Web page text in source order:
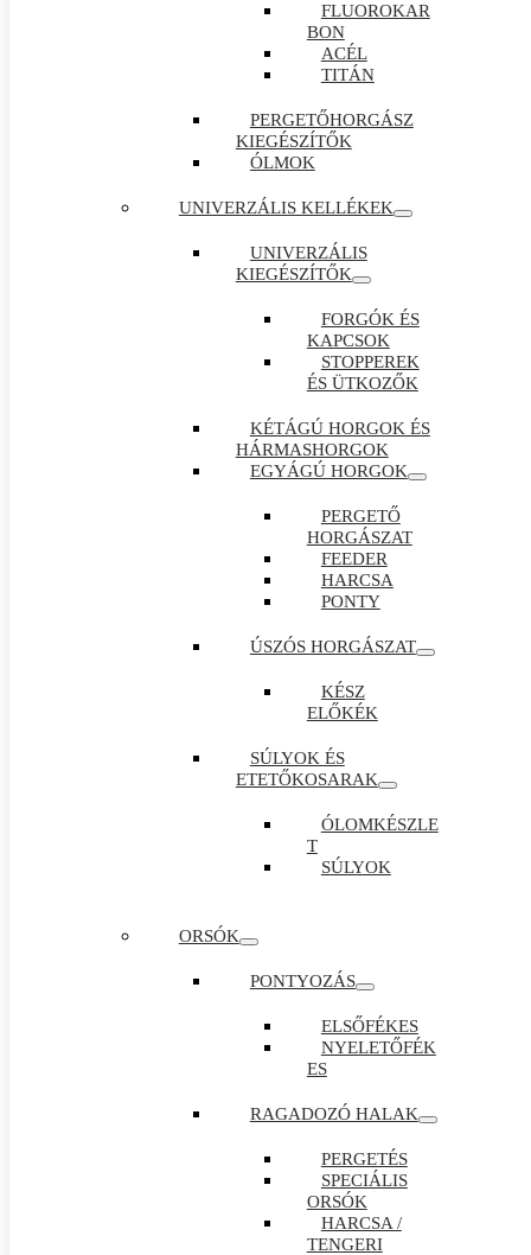
FLUOROKAR
BON
ACÉL
TITÁN
PERGETŐHORGÁSZ
KIEGÉSZÍTŐK
ÓLMOK
UNIVERZÁLIS KELLÉKEK
UNIVERZÁLIS
KIEGÉSZÍTŐK
FORGÓK ÉS
KAPCSOK
STOPPEREK
ÉS ÜTKOZŐK
KÉTÁGÚ HORGOK ÉS
HÁRMASHORGOK
EGYÁGÚ HORGOK
PERGETŐ
HORGÁSZAT
FEEDER
HARCSA
PONTY
ÚSZÓS HORGÁSZAT
KÉSZ
ELŐKÉK
SÚLYOK ÉS
ETETŐKOSARAK
ÓLOMKÉSZLE
T
SÚLYOK
ORSÓK
PONTYOZÁS
ELSŐFÉKES
NYELETŐFÉK
ES
RAGADOZÓ HALAK
PERGETÉS
SPECIÁLIS
ORSÓK
HARCSA /
TENGERI